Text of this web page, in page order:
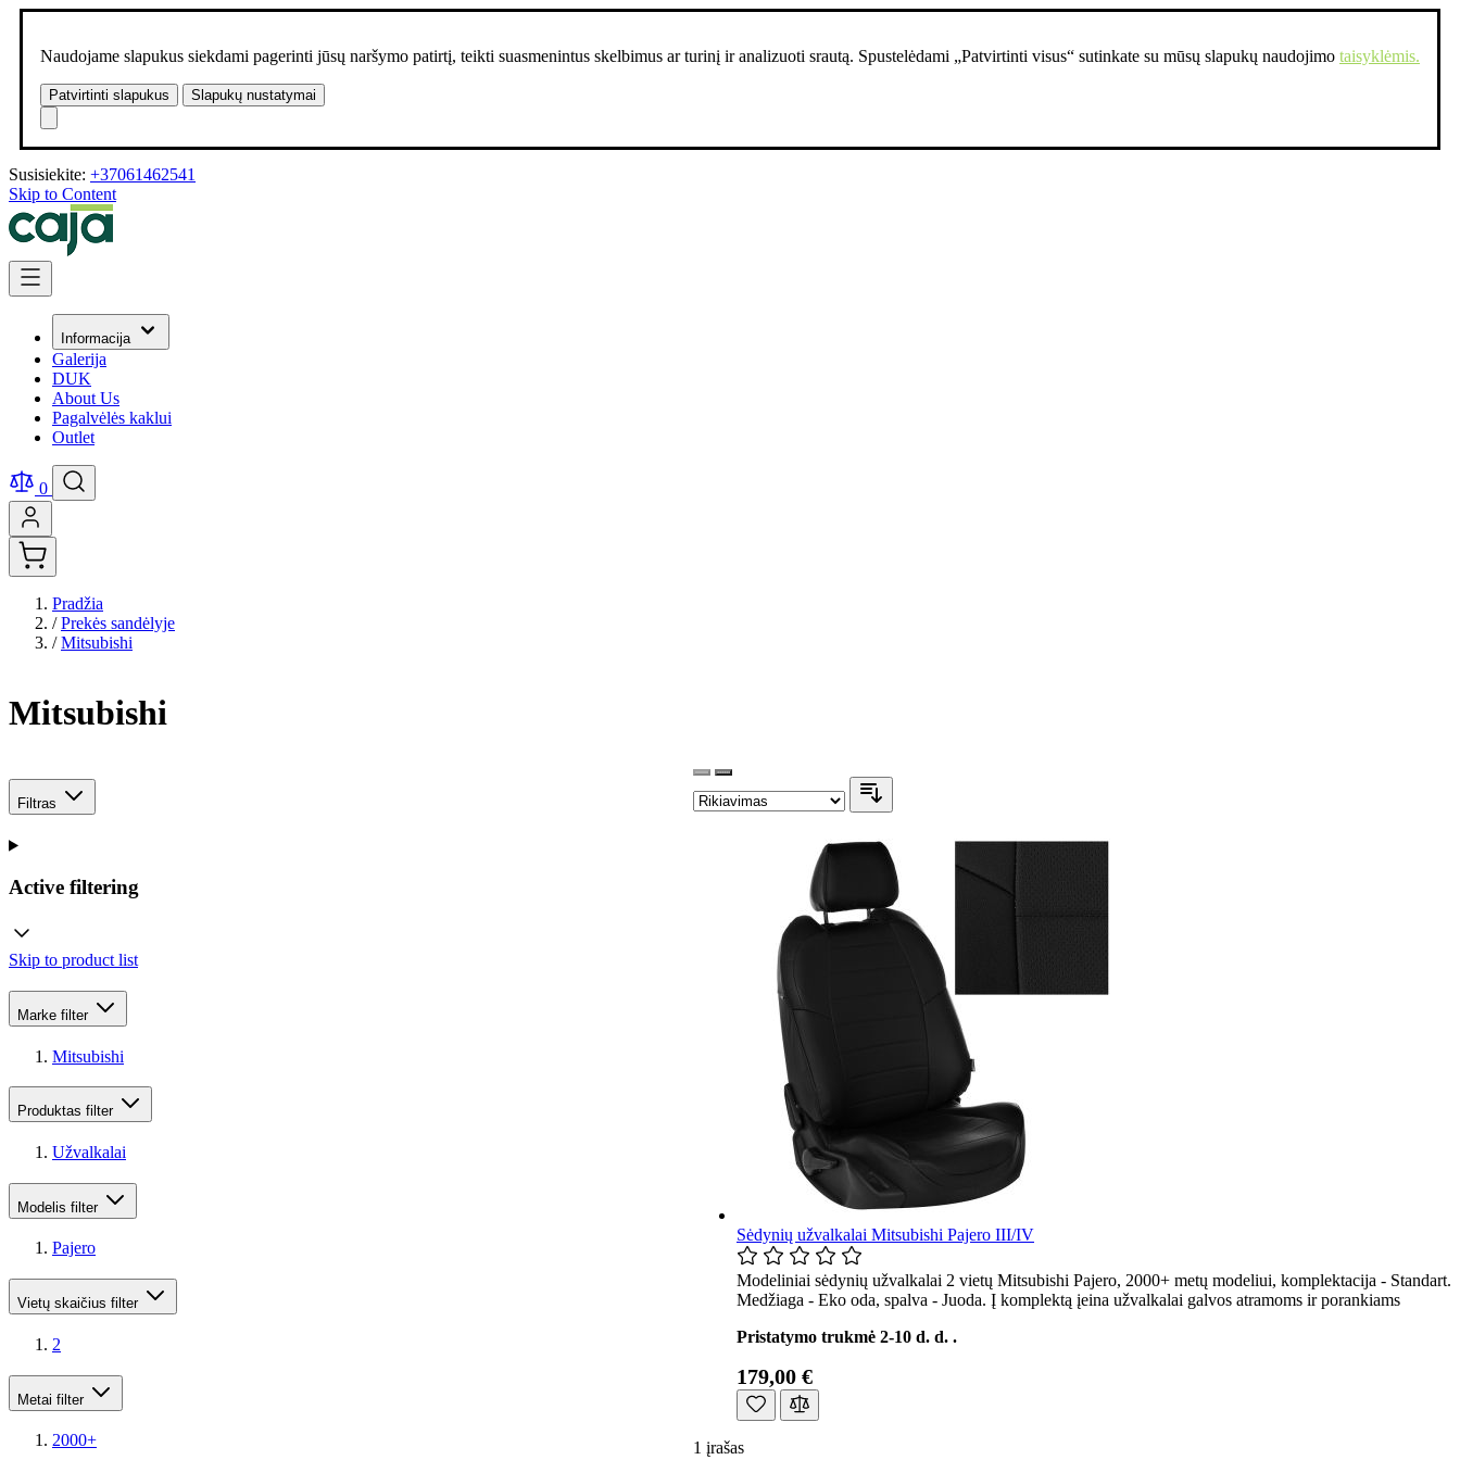
Naudojame slapukus siekdami pagerinti jūsų naršymo patirtį, teikti suasmenintus skelbimus ar turinį ir analizuoti srautą. Spustelėdami „Patvirtinti visus“ sutinkate su mūsų slapukų naudojimo taisyklėmis.
Patvirtinti slapukus Slapukų nustatymai
Susisiekite: +37061462541
Skip to Content
Informacija
Galerija
DUK
About Us
Pagalvėlės kaklui
Outlet
0
Pradžia
/ Prekės sandėlyje
/ Mitsubishi
Mitsubishi
Filtras
Active filtering
Skip to product list
Marke filter
Mitsubishi
Produktas filter
Užvalkalai
Modelis filter
Pajero
Vietų skaičius filter
2
Metai filter
2000+
Sėdynių užvalkalai Mitsubishi Pajero III/IV
Modeliniai sėdynių užvalkalai 2 vietų Mitsubishi Pajero, 2000+ metų modeliui, komplektacija - Standart.
Medžiaga - Eko oda, spalva - Juoda. Į komplektą įeina užvalkalai galvos atramoms ir porankiams
Pristatymo trukmė 2-10 d. d. .
179,00 €
1 įrašas